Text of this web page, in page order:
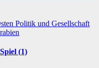
Politik und Gesellschaft
(1)